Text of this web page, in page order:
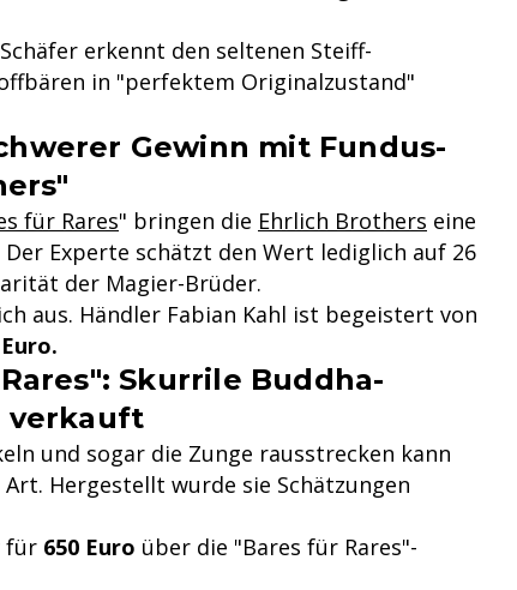
erkennt den seltenen Steiff-
in "perfektem Originalzustand"
Gewinn mit Fundus-
für Rares" bringen die Ehrlich Brothers eine
Experte schätzt den Wert lediglich auf 26
der Magier-Brüder.
aus. Händler Fabian Kahl ist begeistert von
Skurrile Buddha-
verkauft
und sogar die Zunge rausstrecken kann
Hergestellt wurde sie Schätzungen
für 650 Euro über die "Bares für Rares"-